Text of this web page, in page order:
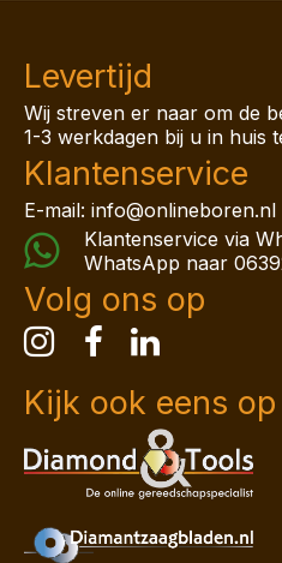
Levertijd
Wij streven er naar om de
1-3 werkdagen bij u in huis
Klantenservice
E-mail: info@onlineboren.nl
Klantenservice via
WhatsApp naar
Volg ons op
Kijk ook eens op